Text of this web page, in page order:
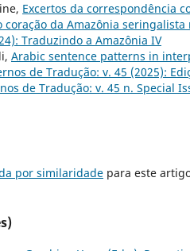
Excertos da correspondência
coração da Amazônia
Traduzindo a Amazônia IV
Arabic sentence patterns in
de Tradução: v. 45 (2025):
de Tradução: v. 45 n. Special
por similaridade para este